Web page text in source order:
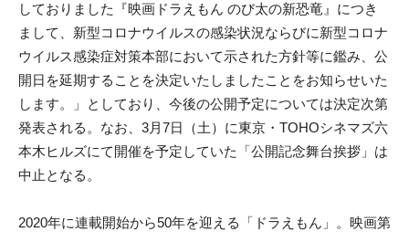
しておりました『映画ドラえもん のび太の新恐竜』につき
まして、新型コロナウイルスの感染状況ならびに新型コロナ
ウイルス感染症対策本部において示された方針等に鑑み、公
開日を延期することを決定いたしましたことをお知らせいた
します。」としており、今後の公開予定については決定次第
発表される。なお、3月7日（土）に東京・TOHOシネマズ六
本木ヒルズにて開催を予定していた「公開記念舞台挨拶」は
中止となる。
2020年に連載開始から50年を迎える「ドラえもん」。映画第